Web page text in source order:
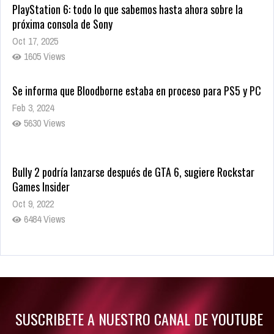
PlayStation 6: todo lo que sabemos hasta ahora sobre la
próxima consola de Sony
Oct 17, 2025
1605 Views
Se informa que Bloodborne estaba en proceso para PS5 y PC
Feb 3, 2024
5630 Views
Bully 2 podría lanzarse después de GTA 6, sugiere Rockstar
Games Insider
Oct 9, 2022
6484 Views
Rumor: Se filtran los primeros detalles de Resident Evil 9
SUSCRIBETE A NUESTRO CANAL DE YOUTUBE